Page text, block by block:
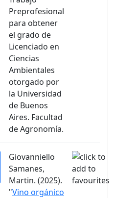
Preprofesional
para obtener
el grado de
Licenciado en
Ciencias
Ambientales
otorgado por
la Universidad
de Buenos
Aires. Facultad
de Agronomía.
Giovanniello
Samanes,
Martin. (2025).
"Vino orgánico